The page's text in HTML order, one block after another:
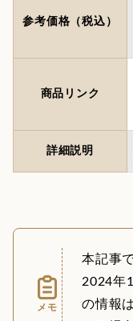
参考価格（税込）
商品リンク
詳細説明
メモ
本記事
2024年
の情報